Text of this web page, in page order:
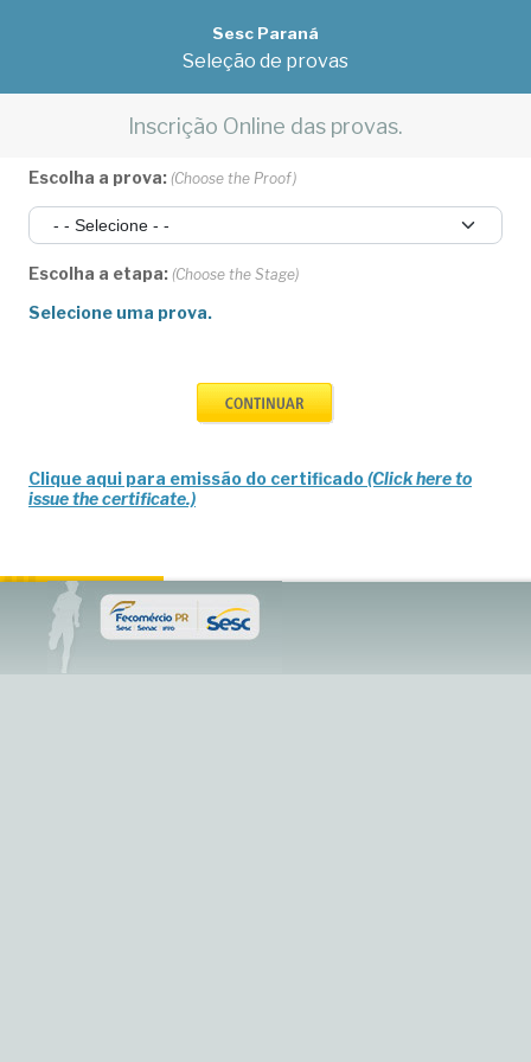
Sesc Paraná
Seleção de provas
Inscrição Online das provas.
Escolha a prova: (Choose the Proof)
Escolha a etapa: (Choose the Stage)
Selecione uma prova.
Clique aqui para emissão do certificado(Click here to
issue the certificate.)